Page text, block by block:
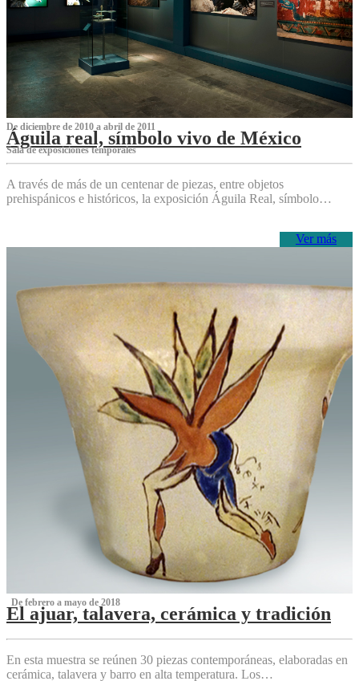
De diciembre de 2010 a abril de 2011
Águila real, símbolo vivo de México
Sala de exposiciones temporales
A través de más de un centenar de piezas, entre objetos
prehispánicos e históricos, la exposición Águila Real, símbolo…
Ver más
‌ De febrero a mayo de 2018
El ajuar, talavera, cerámica y tradición
‌
En esta muestra se reúnen 30 piezas contemporáneas, elaboradas en
cerámica, talavera y barro en alta temperatura. Los…